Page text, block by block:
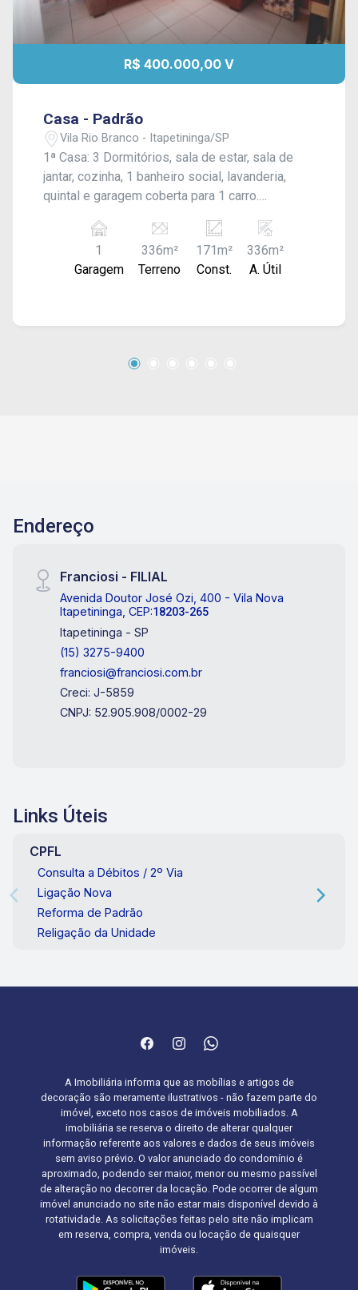
R$ 400.000,00 V
Casa - Padrão
Vila Rio Branco - Itapetininga/SP
1ª Casa: 3 Dormitórios, sala de estar, sala de
jantar, cozinha, 1 banheiro social, lavanderia,
quintal e garagem coberta para 1 carro.
dormitório, sala, cozinha e 1 banheiro. Só na tela
de barro, sem forro.
1
Garagem
336m²
Terreno
171m²
Const.
336m²
A. Útil
Endereço
Franciosi - FILIAL
Avenida Doutor José Ozi, 400 - Vila Nova
Itapetininga, CEP:18203-265
Itapetininga - SP
(15) 3275-9400
franciosi@franciosi.com.br
Creci: J-5859
CNPJ: 52.905.908/0002-29
Links Úteis
CPFL
Consulta a Débitos / 2º Via
Ligação Nova
Reforma de Padrão
Religação da Unidade
A Imobiliária informa que as mobílias e artigos de
decoração são meramente ilustrativos - não fazem parte do
imóvel, exceto nos casos de imóveis mobiliados. A
imobiliária se reserva o direito de alterar qualquer
informação referente aos valores e dados de seus imóveis
sem aviso prévio. O valor anunciado do condomínio é
aproximado, podendo ser maior, menor ou mesmo passível
de alteração no decorrer da locação. Pode ocorrer de algum
imóvel anunciado no site não estar mais disponível devido à
rotatividade. As solicitações feitas pelo site não implicam
em reserva, compra, venda ou locação de quaisquer
imóveis.